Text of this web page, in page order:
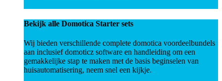
Bekijk alle Domotica Starter sets
Wij bieden verschillende complete domotica voordeelbundels
aan inclusief domoticz software en handleiding om een
gemakkelijke stap te maken met de basis beginselen van
huisautomatisering, neem snel een kijkje.